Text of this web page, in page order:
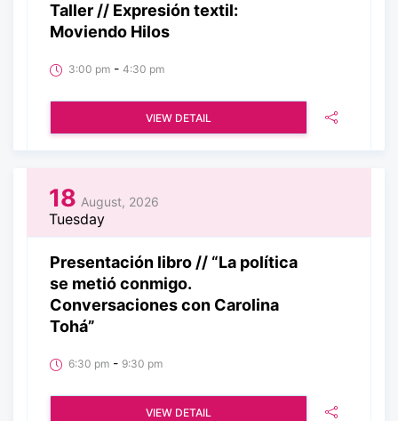
Taller // Expresión textil:
Moviendo Hilos
3:00 pm - 4:30 pm
VIEW DETAIL
18 August, 2026
Tuesday
Presentación libro // “La política
se metió conmigo.
Conversaciones con Carolina
Tohá”
6:30 pm - 9:30 pm
VIEW DETAIL